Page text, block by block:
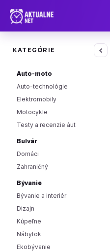
KATEGÓRIE ‹
Auto-moto
Auto-technológie
Elektromobily
Motocykle
Testy a recenzie áut
Bulvár
Domáci
Zahraničný
Bývanie
Bývanie a interiér
Dizajn
Kúpeľne
Nábytok
Ekobývanie